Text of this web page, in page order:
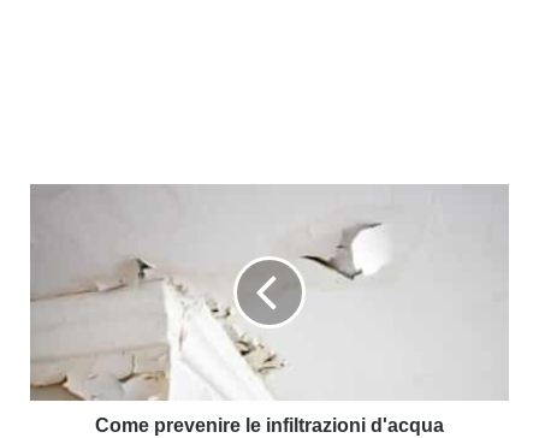
Come prevenire le infiltrazioni d'acqua